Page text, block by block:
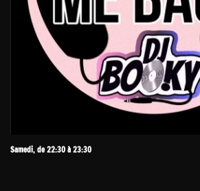
Samedi, de 22:30 à 23:30